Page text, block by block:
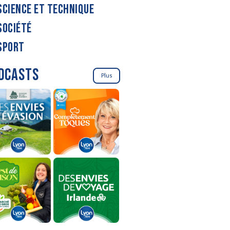
ET TECHNIQUE
Plus